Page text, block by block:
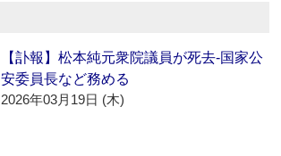
【訃報】松本純元衆院議員が死去‐国家公
安委員長など務める
2026年03月19日 (木)